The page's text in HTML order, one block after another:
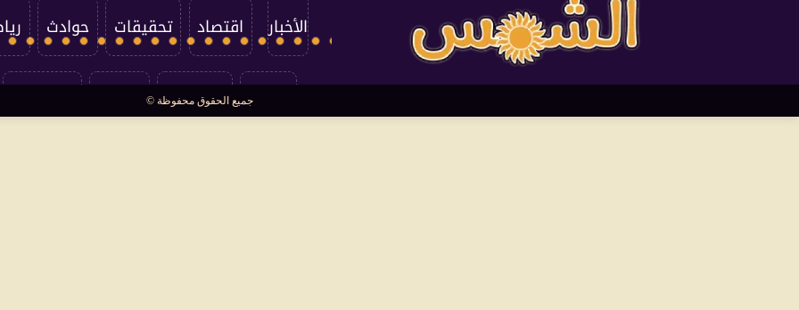
الأخبار اقتصاد تحقيقات حوادث
العالم سوشيال
جميع الحقوق محفوظة ©